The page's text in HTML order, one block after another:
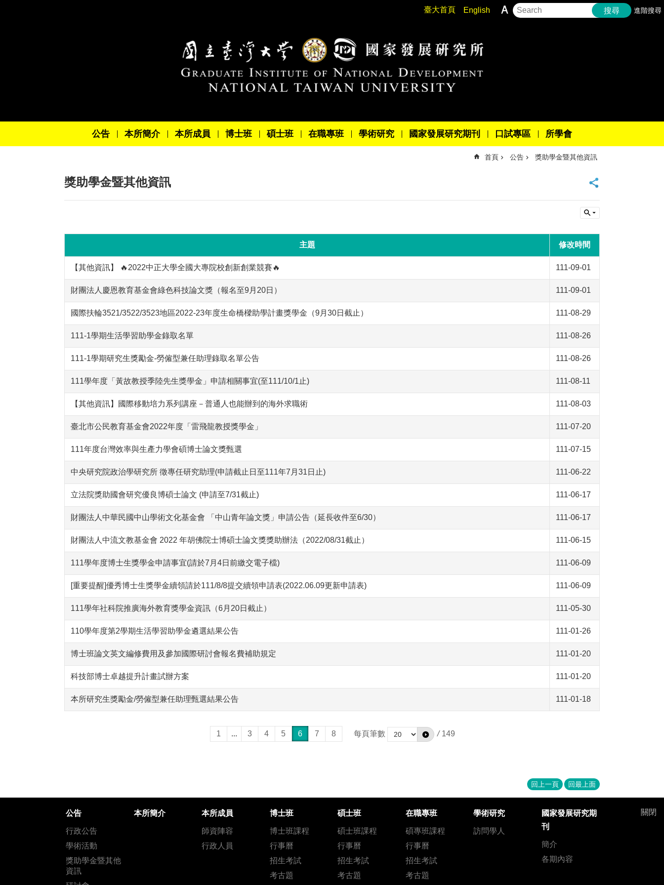
臺大首頁 English 搜尋 進階搜尋
公告 本所簡介 本所成員 博士班 碩士班 在職專班 學術研究 國家發展研究期刊 口試專區 所學會
首頁 公告 獎助學金暨其他資訊
獎助學金暨其他資訊
主題 修改時間
【其他資訊】 🔥2022中正大學全國大專院校創新創業競賽🔥 111-09-01
財團法人慶恩教育基金會綠色科技論文獎（報名至9月20日） 111-09-01
國際扶輪3521/3522/3523地區2022-23年度生命橋樑助學計畫獎學金（9月30日截止） 111-08-29
111-1學期生活學習助學金錄取名單 111-08-26
111-1學期研究生獎勵金-勞僱型兼任助理錄取名單公告 111-08-26
111學年度「黃故教授季陸先生獎學金」申請相關事宜(至111/10/1止) 111-08-11
【其他資訊】國際移動培力系列講座－普通人也能辦到的海外求職術 111-08-03
臺北市公民教育基金會2022年度「雷飛龍教授獎學金」 111-07-20
111年度台灣效率與生產力學會碩博士論文獎甄選 111-07-15
中央研究院政治學研究所 徵專任研究助理(申請截止日至111年7月31日止) 111-06-22
立法院獎助國會研究優良博碩士論文 (申請至7/31截止) 111-06-17
財團法人中華民國中山學術文化基金會 「中山青年論文獎」申請公告（延長收件至6/30） 111-06-17
財團法人中流文教基金會 2022 年胡佛院士博碩士論文獎獎助辦法（2022/08/31截止） 111-06-15
111學年度博士生獎學金申請事宜(請於7月4日前繳交電子檔) 111-06-09
[重要提醒]優秀博士生獎學金續領請於111/8/8提交續領申請表(2022.06.09更新申請表) 111-06-09
111學年社科院推廣海外教育獎學金資訊（6月20日截止） 111-05-30
110學年度第2學期生活學習助學金遴選結果公告 111-01-26
博士班論文英文編修費用及參加國際研討會報名費補助規定 111-01-20
科技部博士卓越提升計畫試辦方案 111-01-20
本所研究生獎勵金/勞僱型兼任助理甄選結果公告 111-01-18
1 ... 3 4 5 6 7 8 每頁筆數 / 149
回上一頁 回最上面
關閉
公告
行政公告
學術活動
獎助學金暨其他
資訊
本所簡介 本所成員
師資陣容
行政人員
博士班
博士班課程
行事曆
招生考試
考古題
碩士班
碩士班課程
行事曆
招生考試
考古題
在職專班
碩專班課程
行事曆
招生考試
考古題
學術研究
訪問學人
國家發展研究期
刊
簡介
各期內容